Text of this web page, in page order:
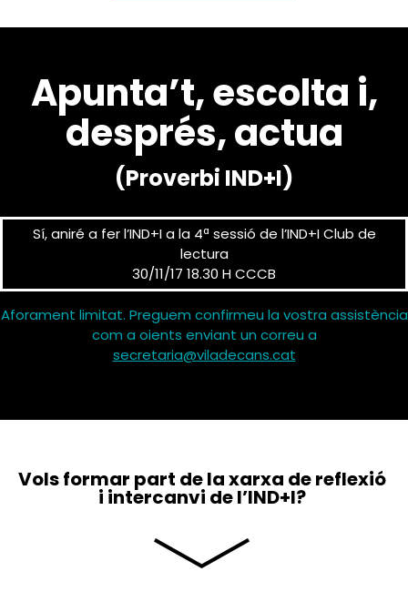
Apunta’t, escolta i,
després, actua
(Proverbi IND+I)
Sí, aniré a fer l’IND+I a la 4ª sessió de l’IND+I Club de
lectura
30/11/17 18.30 H CCCB
Aforament limitat. Preguem confirmeu la vostra assistència
com a oients enviant un correu a
secretaria@viladecans.cat
Vols formar part de la xarxa de reflexió
i intercanvi de l’IND+I?